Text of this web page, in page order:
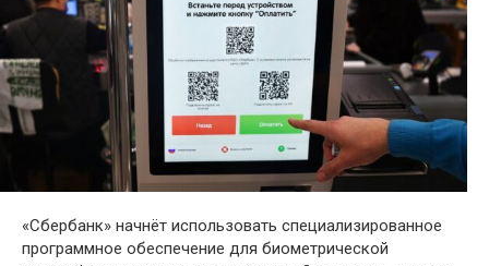
«Сбербанк» начнёт использовать специализированное
программное обеспечение для биометрической